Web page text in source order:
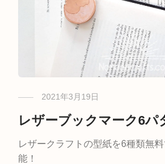
2021年3月19日
レザーブックマーク6パ
レザークラフトの型紙を6種類無
能！